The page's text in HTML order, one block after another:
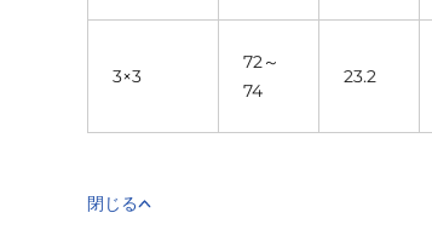
3×3
72～
74
23.2
閉じる